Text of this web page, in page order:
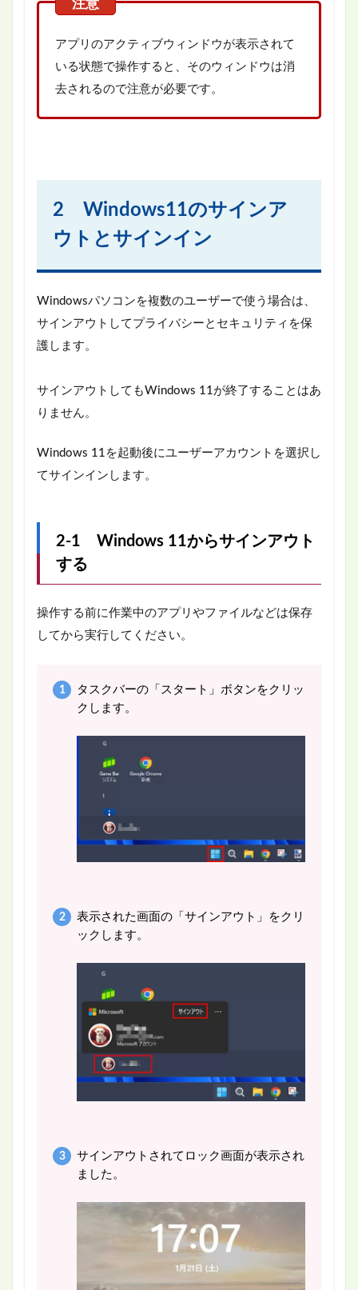
アプリのアクティブウィンドウが表示されて
いる状態で操作すると、そのウィンドウは消
去されるので注意が必要です。
2 Windows11のサインア
ウトとサインイン
Windowsパソコンを複数のユーザーで使う場合は、
サインアウトしてプライバシーとセキュリティを保
護します。
サインアウトしてもWindows 11が終了することはあ
りません。
Windows 11を起動後にユーザーアカウントを選択し
てサインインします。
2-1 Windows 11からサインアウト
する
操作する前に作業中のアプリやファイルなどは保存
してから実行してください。
タスクバーの「スタート」ボタンをクリッ
クします。
表示された画面の「サインアウト」をクリ
ックします。
サインアウトされてロック画面が表示され
ました。